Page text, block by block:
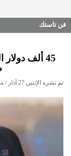
فن تاستك
45 ألف
تم نشره الإثنين 27 آذار / مارس 2023 05:01 مساءً